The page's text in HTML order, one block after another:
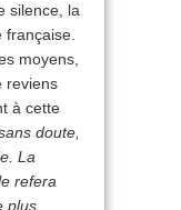
silence, la
française.
moyens,
reviens
à cette
doute,
La
refera
plus